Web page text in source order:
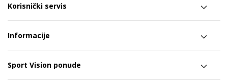
Korisnički servis
Informacije
Sport Vision ponude